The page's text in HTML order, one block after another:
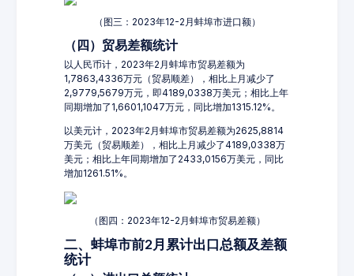
（图三：2023年12-2月蚌埠市进口额）
（四）贸易差额统计
以人民币计，2023年2月蚌埠市贸易差额为
1,7863,4336万元（贸易顺差），相比上月减少了
2,9779,5679万元，即4189,0338万美元；相比上年
同期增加了1,6601,1047万元，同比增加1315.12%。
以美元计，2023年2月蚌埠市贸易差额为2625,8814
万美元（贸易顺差），相比上月减少了4189,0338万
美元；相比上年同期增加了2433,0156万美元，同比
增加1261.51%。
（图四：2023年12-2月蚌埠市贸易差额）
二、蚌埠市前2月累计出口总额及差额
统计